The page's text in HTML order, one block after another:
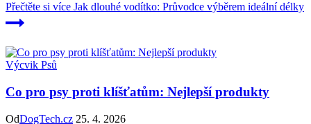
Přečtěte si více Jak dlouhé vodítko: Průvodce výběrem ideální délky
Výcvik Psů
Co pro psy proti klíšťatům: Nejlepší produkty
OdDogTech.cz 25. 4. 2026